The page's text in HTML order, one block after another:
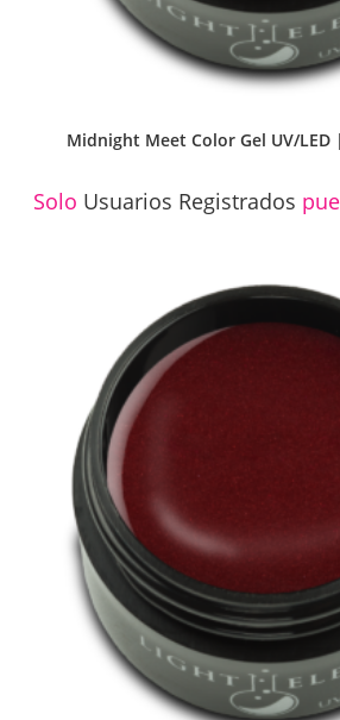
Midnight Meet Color Gel UV/LED
Solo Usuarios Registrados